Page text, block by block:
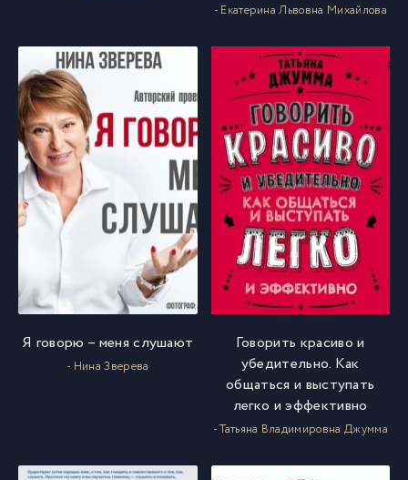
- Екатерина Львовна Михайлова
Я говорю – меня слушают
- Нина Зверева
Говорить красиво и
убедительно. Как
общаться и выступать
легко и эффективно
- Татьяна Владимировна Джумма